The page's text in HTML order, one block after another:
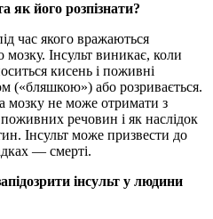
як його розпізнати?
час якого вражаються
Інсульт виникає, коли
кисень і поживні
(«бляшкою») або розривається.
мозку не може отримати з
речовин і як наслідок
Інсульт може призвести до
— смерті.
інсульт у людини